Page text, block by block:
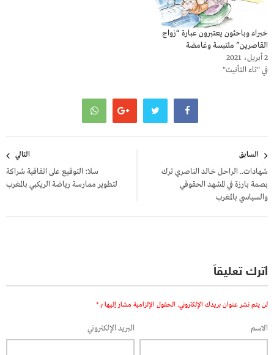
خبراء وباحثون يعتبرون عبارة “زواج
القاصرين” ملتبسة وغامضة
2 أبريل، 2021
في "تاء التأنيث"
المقالات
السابق
شهادات.. الراحل خالد الناصري ترك
بصمة بارزة في المشهد الحقوقي
والسياسي بالمغرب
التالي
سلا: التوقيع على اتفاقية شراكة
لتطوير ممارسة رياضة الريكبي بالمغرب
اترك تعليقاً
لن يتم نشر عنوان بريدك الإلكتروني. الحقول الإلزامية مشار إليها بـ *
الاسم البريد الإلكتروني